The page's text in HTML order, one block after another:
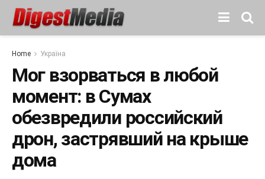
Home Україна
Мог взорваться в любой
момент: в Сумах
обезвредили российский
дрон, застрявший на крыше
дома